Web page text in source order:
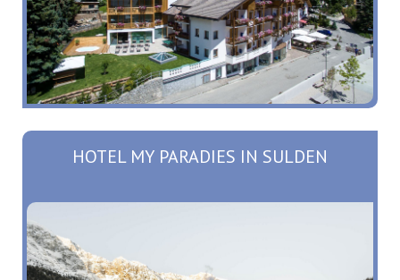
HOTEL MY PARADIES IN SULDEN